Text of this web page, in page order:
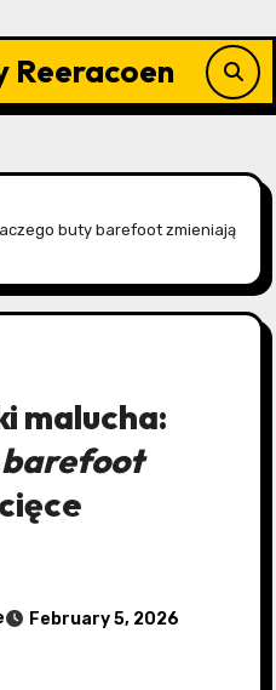
Reeracoen
buty barefoot zmieniają
malucha:
February 5, 2026